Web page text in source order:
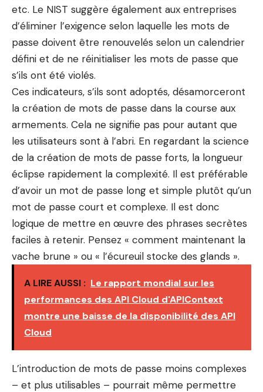
etc. Le NIST suggère également aux entreprises
d’éliminer l’exigence selon laquelle les mots de
passe doivent être renouvelés selon un calendrier
défini et de ne réinitialiser les mots de passe que
s’ils ont été violés.
Ces indicateurs, s’ils sont adoptés, désamorceront
la création de mots de passe dans la course aux
armements. Cela ne signifie pas pour autant que
les utilisateurs sont à l’abri. En regardant la science
de la création de mots de passe forts, la longueur
éclipse rapidement la complexité. Il est préférable
d’avoir un mot de passe long et simple plutôt qu’un
mot de passe court et complexe. Il est donc
logique de mettre en œuvre des phrases secrètes
faciles à retenir. Pensez « comment maintenant la
vache brune » ou « l’écureuil stocke des glands ».
A LIRE AUSSI : Le rapport mondial sur les
performances des API Cloud d'APIContext
montre une baisse de la disponibilité des API
Cloud
L’introduction de mots de passe moins complexes
– et plus utilisables – pourrait même permettre